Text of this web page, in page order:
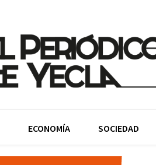
ECONOMÍA SOCIEDAD